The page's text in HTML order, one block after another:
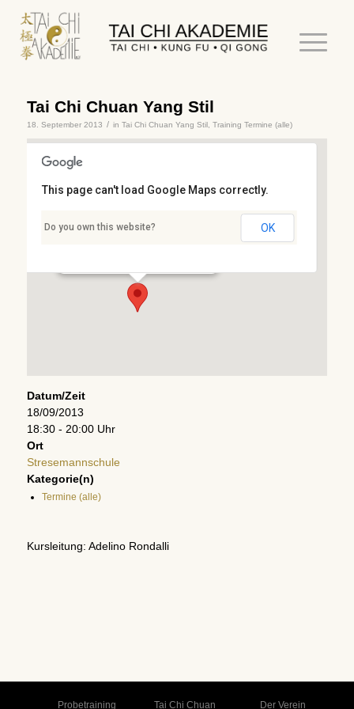
Tai Chi Chuan Yang Stil
18. September 2013 / in Tai Chi Chuan Yang Stil, Training Termine (alle)
This page can't load Google Maps correctly.
Do you own this website? OK
Datum/Zeit
18/09/2013
18:30 - 20:00 Uhr
Ort
Stresemannschule
Kategorie(n)
Termine (alle)
Kursleitung: Adelino Rondalli
Probetraining Tai Chi Chuan Der Verein